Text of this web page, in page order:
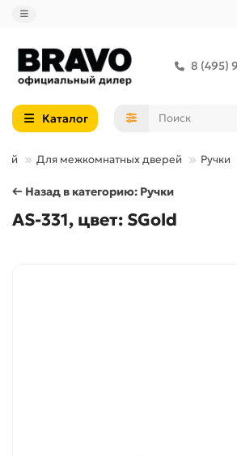
8 (495)
Каталог
Для межкомнатных дверей Ручки
← Назад в категорию: Ручки
AS-331, цвет: SGold